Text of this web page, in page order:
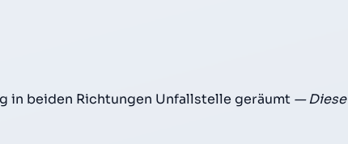
in beiden Richtungen Unfallstelle geräumt —